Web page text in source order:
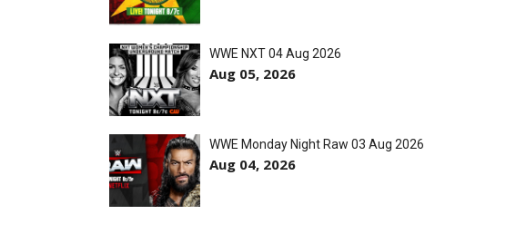
os títulos no Grand Slam Mexico
Kris Statlander após interferência decisiva de
WWE NXT 04 Aug 2026
Aug 05, 2026
WWE Monday Night Raw 03 Aug 2026
Aug 04, 2026